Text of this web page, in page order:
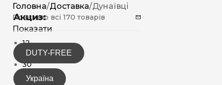
Акциз:
DUTY-FREE
Україна
Головна/Доставка/Дунаївці
Показано всі 170 товарів
Показати
12
15
30